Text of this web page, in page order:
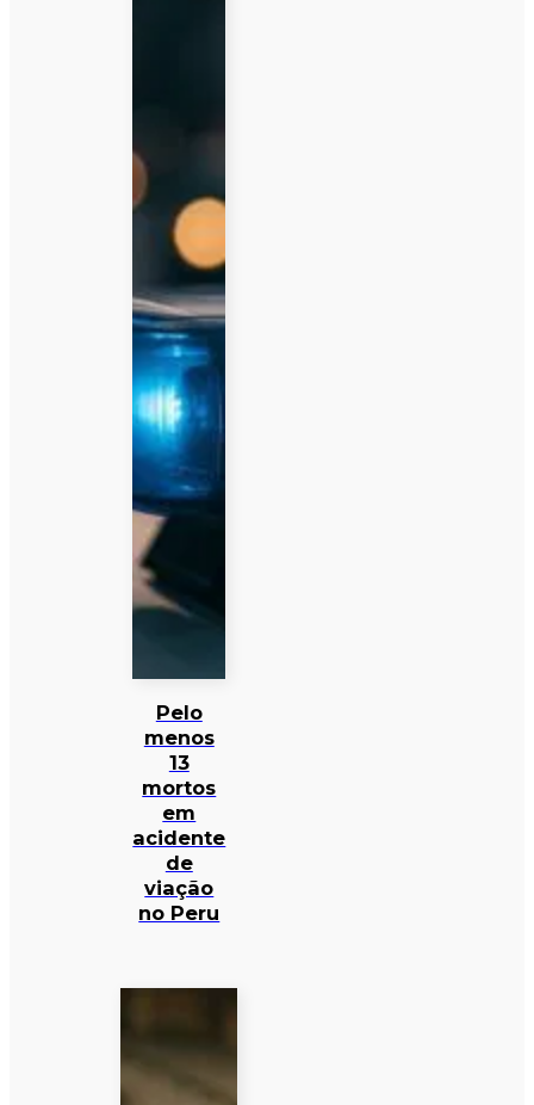
Pelo
menos
13
mortos
em
acidente
de
viação
no Peru